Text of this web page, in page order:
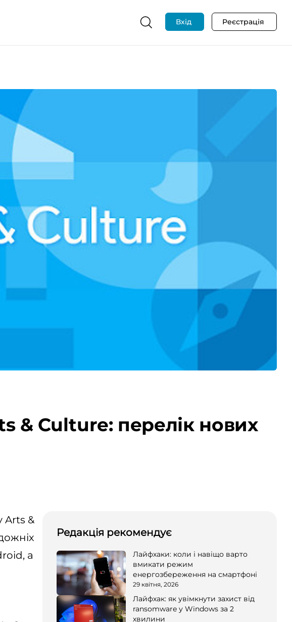
Вхід Реєстрація
& Culture: перелік нових
Arts &
а
Редакція рекомендує
Лайфхаки: коли і навіщо варто
вмикати режим
енергозбереження на смартфоні
29 квітня, 2026
Лайфхак: як увімкнути захист від
ransomware у Windows за 2
хвилини